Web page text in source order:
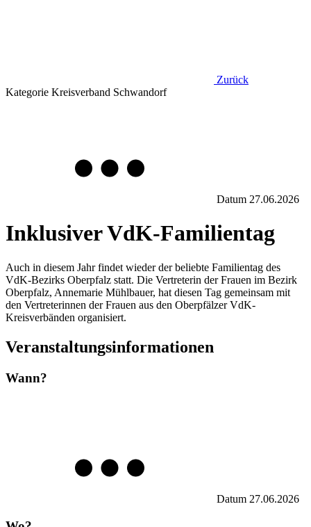
Zurück
Kategorie Kreisverband Schwandorf
Datum 27.06.2026
Inklusiver VdK-Familientag
Auch in diesem Jahr findet wieder der beliebte Familientag des
VdK-Bezirks Oberpfalz statt. Die Vertreterin der Frauen im Bezirk
Oberpfalz, Annemarie Mühlbauer, hat diesen Tag gemeinsam mit
den Vertreterinnen der Frauen aus den Oberpfälzer VdK-
Kreisverbänden organisiert.
Veranstaltungsinformationen
Wann?
Datum 27.06.2026